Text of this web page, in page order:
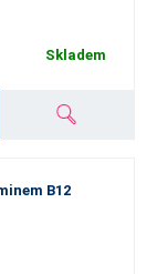
Skladem
B12